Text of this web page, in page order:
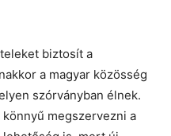
biztosít a
a magyar közösség
szórványban élnek.
megszervezni a